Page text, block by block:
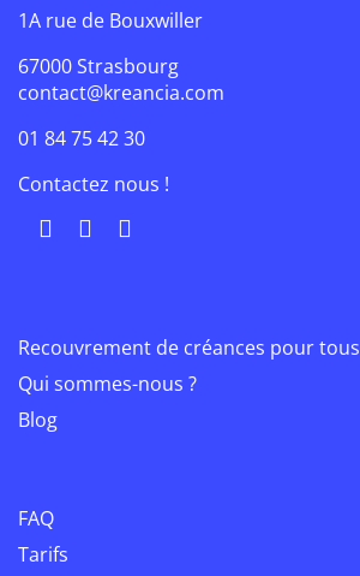
1A rue de Bouxwiller
67000 Strasbourg
contact@kreancia.com
01 84 75 42 30
Contactez nous !
Recouvrement de créances pour tous
Qui sommes-nous ?
Blog
FAQ
Tarifs